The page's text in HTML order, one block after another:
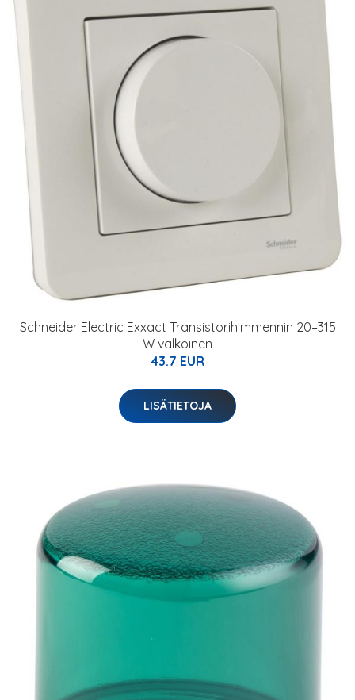
Schneider Electric Exxact Transistorihimmennin 20–315
W valkoinen
43.7 EUR
LISÄTIETOJA